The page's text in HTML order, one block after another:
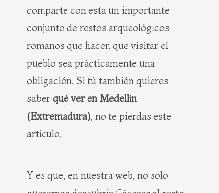
comparte con esta un importante
conjunto de restos arqueológicos
romanos que hacen que visitar el
pueblo sea prácticamente una
obligación. Si tú también quieres
saber qué ver en Medellín
(Extremadura), no te pierdas este
artículo.
Y es que, en nuestra web, no solo